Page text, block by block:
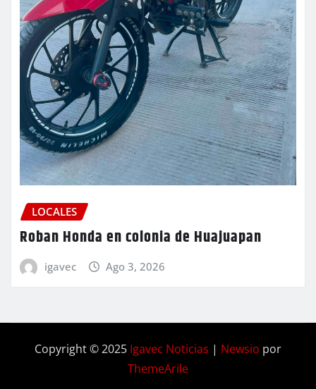
LOCALES
Roban Honda en colonia de Huajuapan
igavec Ago 3, 2026
Copyright © 2025 Igavec Noticias | Newsio por
ThemeArile